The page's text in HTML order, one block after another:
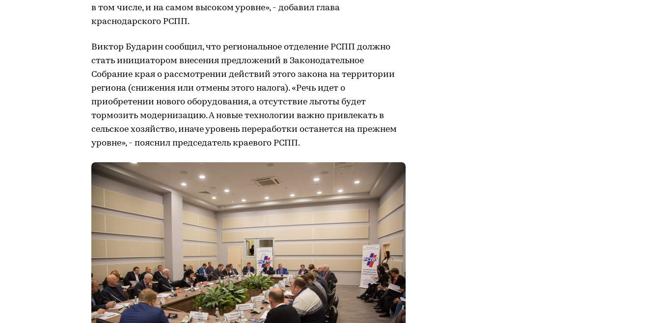
в том числе, и на самом высоком уровне», - добавил глава
краснодарского РСПП.
Виктор Бударин сообщил, что региональное отделение РСПП должно
стать инициатором внесения предложений в Законодательное
Собрание края о рассмотрении действий этого закона на территории
региона (снижения или отмены этого налога). «Речь идет о
приобретении нового оборудования, а отсутствие льготы будет
тормозить модернизацию. А новые технологии важно привлекать в
сельское хозяйство, иначе уровень переработки останется на прежнем
уровне», - пояснил председатель краевого РСПП.